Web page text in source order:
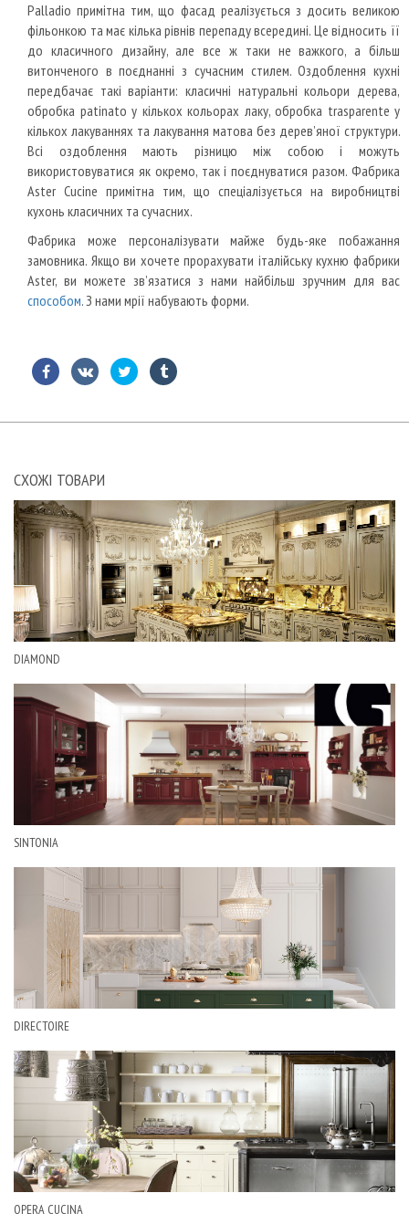
Palladio примітна тим, що фасад реалізується з досить великою
фільонкою та має кілька рівнів перепаду всередині. Це відносить її
до класичного дизайну, але все ж таки не важкого, а більш
витонченого в поєднанні з сучасним стилем. Оздоблення кухні
передбачає такі варіанти: класичні натуральні кольори дерева,
обробка patinato у кількох кольорах лаку, обробка trasparente у
кількох лакуваннях та лакування матова без дерев’яної структури.
Всі оздоблення мають різницю між собою і можуть
використовуватися як окремо, так і поєднуватися разом. Фабрика
Aster Cucine примітна тим, що спеціалізується на виробництві
кухонь класичних та сучасних.
Фабрика може персоналізувати майже будь-яке побажання
замовника. Якщо ви хочете прорахувати італійську кухню фабрики
Aster, ви можете зв’язатися з нами найбільш зручним для вас
способом.З нами мрії набувають форми.
СХОЖІ ТОВАРИ
DIAMOND
SINTONIA
DIRECTOIRE
OPERA CUCINA